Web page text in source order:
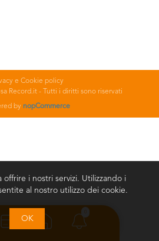
e Cookie policy
Record.it - Tutti i diritti sono riservati
by nopCommerce
offrire i nostri servizi. Utilizzando i
al nostro utilizzo dei cookie.
OK